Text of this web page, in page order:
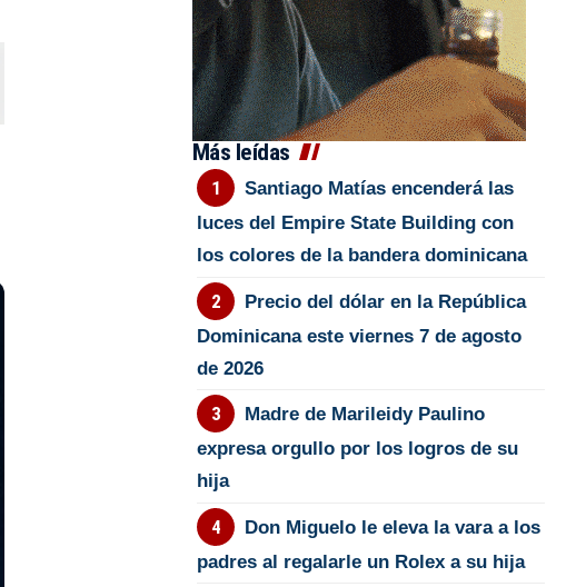
Más leídas
Santiago Matías encenderá las
luces del Empire State Building con
los colores de la bandera dominicana
Precio del dólar en la República
Dominicana este viernes 7 de agosto
de 2026
Madre de Marileidy Paulino
expresa orgullo por los logros de su
hija
Don Miguelo le eleva la vara a los
padres al regalarle un Rolex a su hija